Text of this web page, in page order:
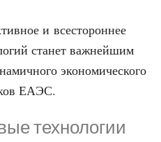
и всестороннее
станет важнейшим
экономического
ЕАЭС.
технологии